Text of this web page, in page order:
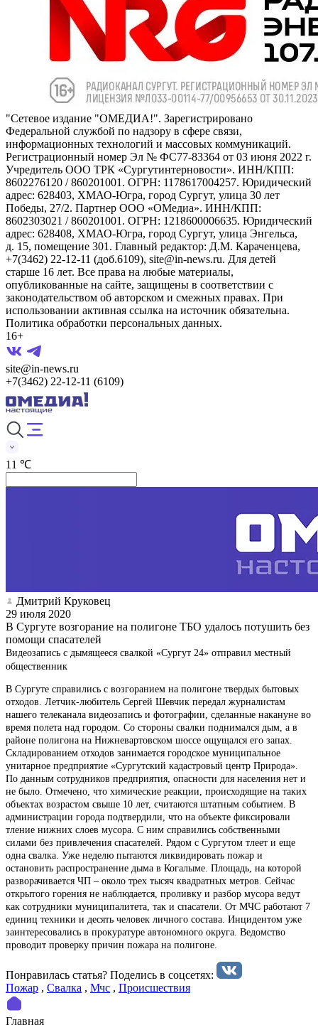
"Сетевое издание "ОМЕДИА!". Зарегистрировано
Федеральной службой по надзору в сфере связи,
информационных технологий и массовых коммуникаций.
Регистрационный номер Эл № ФС77-83364 от 03 июня 2022 г.
Учредитель ООО ТРК «Сургутинтерновости». ИНН/КПП:
8602276120 / 860201001. ОГРН: 1178617004257. Юридический
адрес: 628403, ХМАО-Югра, город Сургут, улица 30 лет
Победы, 27/2. Партнер ООО «ОМедиа». ИНН/КПП:
8602303021 / 860201001. ОГРН: 1218600006635. Юридический
адрес: 628408, ХМАО-Югра, город Сургут, улица Энгельса,
д. 15, помещение 301. Главный редактор: Д.М. Караченцева,
+7(3462) 22-12-11 (доб.6109), site@in-news.ru. Для детей
старше 16 лет. Все права на любые материалы,
опубликованные на сайте, защищены в соответствии с
законодательством об авторском и смежных правах. При
использовании активная ссылка на источник обязательна.
Политика обработки персональных данных.
16+
site@in-news.ru
+7(3462) 22-12-11 (6109)
11 ℃
Дмитрий Круковец
29 июля 2020
В Сургуте возгорание на полигоне ТБО удалось потушить без
помощи спасателей
Видеозапись с дымящееся свалкой «Сургут 24» отправил местный
общественник
В Сургуте справились с возгоранием на полигоне твердых бытовых
отходов. Летчик-любитель Сергей Шевчик передал журналистам
нашего телеканала видеозапись и фотографии, сделанные накануне во
время полета над городом. Со стороны свалки поднимался дым, а в
районе полигона на Нижневартовском шоссе ощущался его запах.
Складированием отходов занимается городское муниципальное
унитарное предприятие «Сургутский кадастровый центр Природа».
По данным сотрудников предприятия, опасности для населения нет и
не было. Отмечено, что химические реакции, происходящие на таких
объектах возрастом свыше 10 лет, считаются штатным событием. В
администрации города подтвердили, что на объекте фиксировали
тление нижних слоев мусора. С ним справились собственными
силами без привлечения спасателей. Рядом с Сургутом тлеет и еще
одна свалка. Уже неделю пытаются ликвидировать пожар и
остановить распространение дыма в Когалыме. Площадь, на которой
разворачивается ЧП – около трех тысяч квадратных метров. Сейчас
открытого горения не наблюдается, проливку и разбор мусора ведут
как сотрудники муниципалитета, так и спасатели. От МЧС работают 7
единиц техники и десять человек личного состава. Инцидентом уже
заинтересовались в прокуратуре автономного округа. Ведомство
проводит проверку причин пожара на полигоне.
Понравилась статья? Поделиcь в соцсетях:
Пожар , Свалка , Мчс , Происшествия
Главная